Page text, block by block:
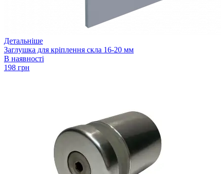
Детальніше
Заглушка для кріплення скла 16-20 мм
В наявності
198 грн